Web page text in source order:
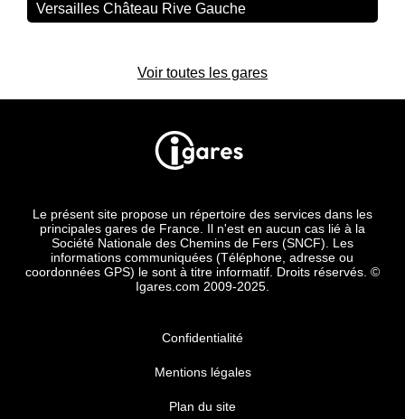
Versailles Château Rive Gauche
Voir toutes les gares
Le présent site propose un répertoire des services dans les
principales gares de France. Il n'est en aucun cas lié à la
Société Nationale des Chemins de Fers (SNCF). Les
informations communiquées (Téléphone, adresse ou
coordonnées GPS) le sont à titre informatif. Droits réservés. ©
Igares.com 2009-2025.
Confidentialité
Mentions légales
Plan du site